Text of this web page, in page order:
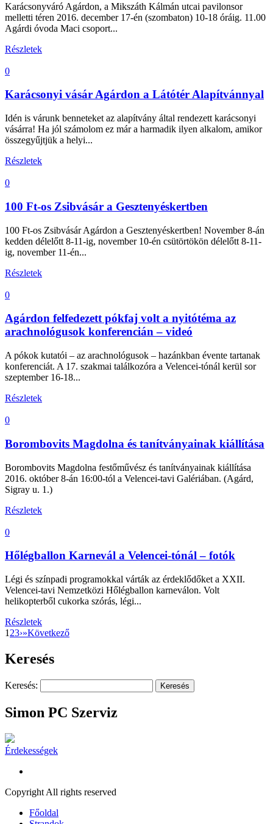
Karácsonyváró Agárdon, a Mikszáth Kálmán utcai pavilonsor
melletti téren 2016. december 17-én (szombaton) 10-18 óráig. 11.00
Agárdi óvoda Maci csoport...
Részletek
0
Karácsonyi vásár Agárdon a Látótér Alapítvánnyal
Idén is várunk benneteket az alapítvány által rendezett karácsonyi
vásárra! Ha jól számolom ez már a harmadik ilyen alkalom, amikor
összegyűjtjük a helyi...
Részletek
0
100 Ft-os Zsibvásár a Gesztenyéskertben
100 Ft-os Zsibvásár Agárdon a Gesztenyéskertben! November 8-án
kedden délelőtt 8-11-ig, november 10-én csütörtökön délelőtt 8-11-
ig, november 11-én...
Részletek
0
Agárdon felfedezett pókfaj volt a nyitótéma az
arachnológusok konferencián – videó
A pókok kutatói – az arachnológusok – hazánkban évente tartanak
konferenciát. A 17. szakmai találkozóra a Velencei-tónál kerül sor
szeptember 16-18...
Részletek
0
Borombovits Magdolna és tanítványainak kiállítása
Borombovits Magdolna festőművész és tanítványainak kiállítása
2016. október 8-án 16:00-tól a Velencei-tavi Galériában. (Agárd,
Sigray u. 1.)
Részletek
0
Hőlégballon Karnevál a Velencei-tónál – fotók
Légi és színpadi programokkal várták az érdeklődőket a XXII.
Velencei-tavi Nemzetközi Hőlégballon karneválon. Volt
helikopterből cukorka szórás, légi...
Részletek
1 23›»Következő
Keresés
Keresés:
Simon PC Szerviz
Érdekességek
Copyright All rights reserved
Főoldal